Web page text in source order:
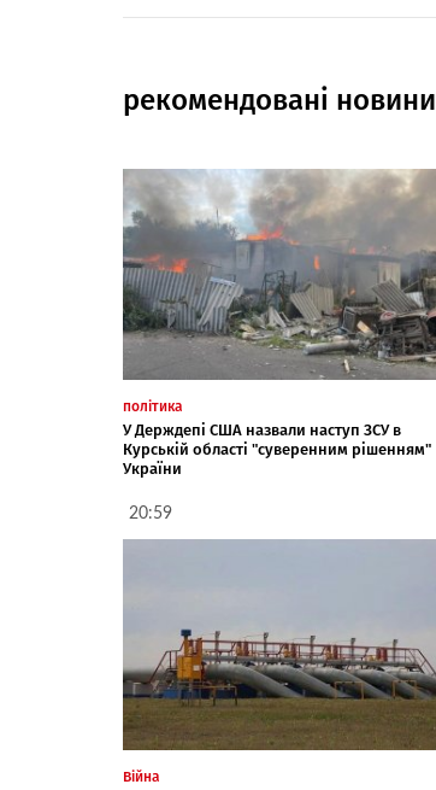
рекомендовані новини
політика
У Держдепі США назвали наступ ЗСУ в
Курській області "суверенним рішенням"
України
20:59
Війна